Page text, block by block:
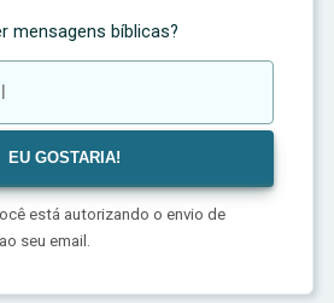
mensagens bíblicas?
está autorizando o envio de
seu email.